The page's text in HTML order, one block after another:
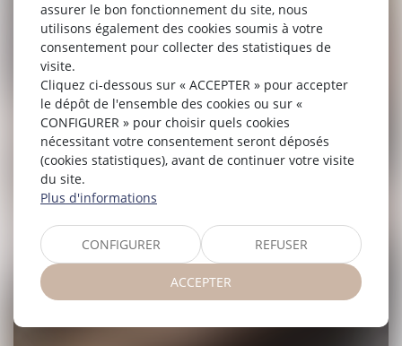
assurer le bon fonctionnement du site, nous
utilisons également des cookies soumis à votre
consentement pour collecter des statistiques de
visite.
Cliquez ci-dessous sur « ACCEPTER » pour accepter
le dépôt de l'ensemble des cookies ou sur «
CONFIGURER » pour choisir quels cookies
nécessitant votre consentement seront déposés
(cookies statistiques), avant de continuer votre visite
du site.
Plus d'informations
CONFIGURER REFUSER
ACCEPTER